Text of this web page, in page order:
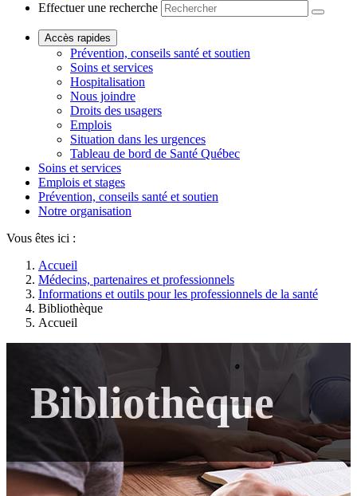
Effectuer une recherche
Accès rapides
Prévention, conseils santé et soutien
Soins et services
Hospitalisation
Nous joindre
Droits des usagers
Emplois
Situation dans les urgences
Tableau de bord de Santé Québec
Soins et services
Emplois et stages
Prévention, conseils santé et soutien
Notre organisation
Vous êtes ici :
Accueil
Médecins, partenaires et professionnels
Informations et outils pour les professionnels de la santé
Bibliothèque
Accueil
Bibliothèque